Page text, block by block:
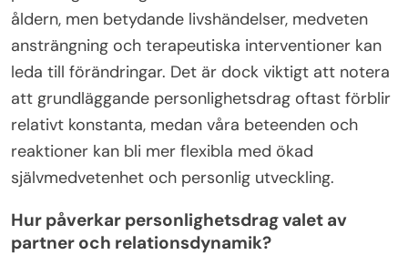
åldern, men betydande livshändelser, medveten
ansträngning och terapeutiska interventioner kan
leda till förändringar. Det är dock viktigt att notera
att grundläggande personlighetsdrag oftast förblir
relativt konstanta, medan våra beteenden och
reaktioner kan bli mer flexibla med ökad
självmedvetenhet och personlig utveckling.
Hur påverkar personlighetsdrag valet av
partner och relationsdynamik?